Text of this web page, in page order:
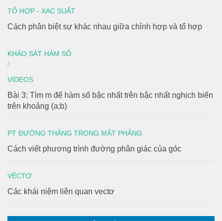
TỔ HỢP - XAC SUẤT
Cách phân biệt sự khác nhau giữa chỉnh hợp và tổ hợp
KHẢO SÁT HÀM SỐ
/
VIDEOS
Bài 3: Tìm m để hàm số bậc nhất trên bậc nhất nghịch biến
trên khoảng (a;b)
PT ĐƯỜNG THẲNG TRONG MẶT PHẲNG
Cách viết phương trình đường phân giác của góc
VÉCTƠ
Các khái niệm liên quan vectơ